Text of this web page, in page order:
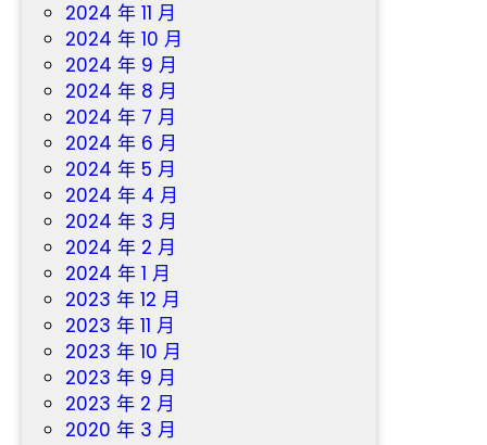
2024 年 11 月
2024 年 10 月
2024 年 9 月
2024 年 8 月
2024 年 7 月
2024 年 6 月
2024 年 5 月
2024 年 4 月
2024 年 3 月
2024 年 2 月
2024 年 1 月
2023 年 12 月
2023 年 11 月
2023 年 10 月
2023 年 9 月
2023 年 2 月
2020 年 3 月